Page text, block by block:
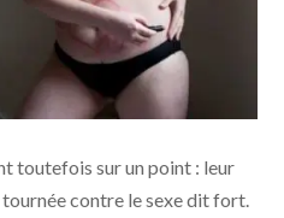
toutefois sur un point : leur
tournée contre le sexe dit fort.